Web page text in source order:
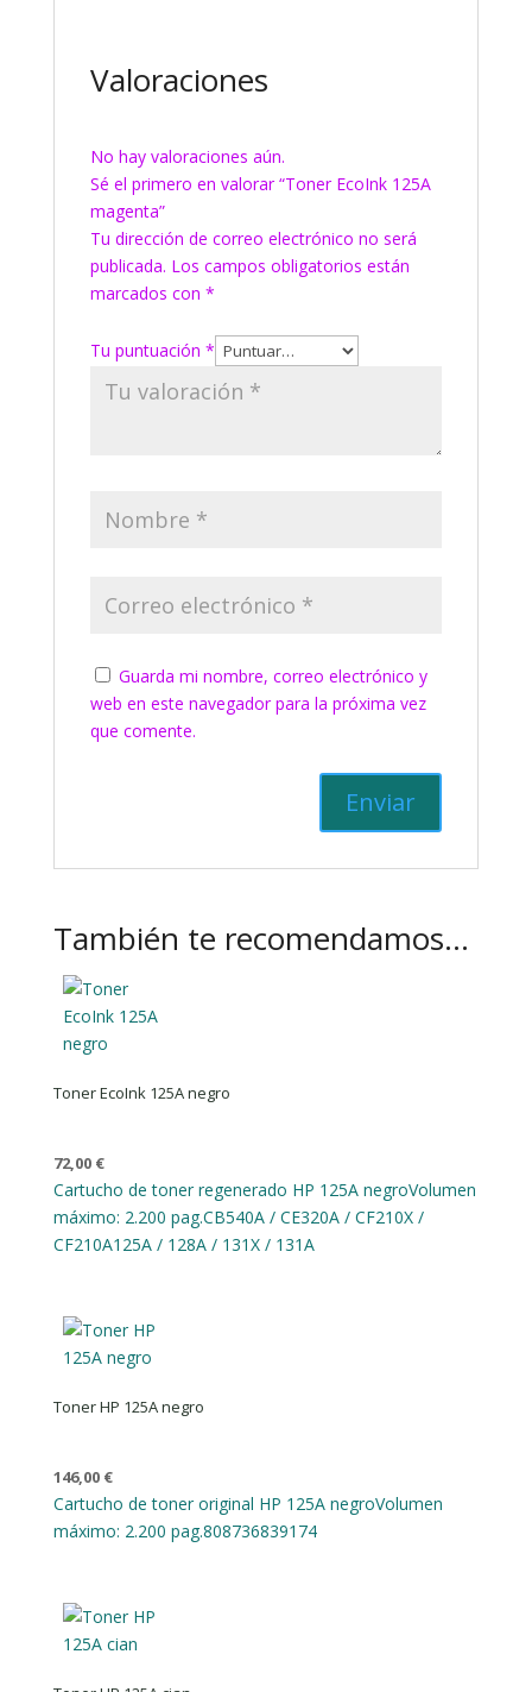
Valoraciones
No hay valoraciones aún.
Sé el primero en valorar “Toner EcoInk 125A
magenta”
Tu dirección de correo electrónico no será
publicada. Los campos obligatorios están
marcados con *
Tu puntuación *
Guarda mi nombre, correo electrónico y
web en este navegador para la próxima vez
que comente.
También te recomendamos…
Toner EcoInk 125A negro
72,00 €
Cartucho de toner regenerado HP 125A negroVolumen
máximo: 2.200 pag.CB540A / CE320A / CF210X /
CF210A125A / 128A / 131X / 131A
Toner HP 125A negro
146,00 €
Cartucho de toner original HP 125A negroVolumen
máximo: 2.200 pag.808736839174